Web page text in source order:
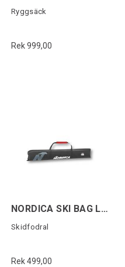
Ryggsäck
Rek 999,00
NORDICA SKI BAG LITE Svart/Vit/Röd
Skidfodral
Rek 499,00